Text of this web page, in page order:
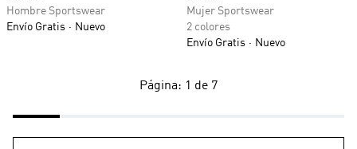
Hombre Sportswear
Envío Gratis
Nuevo
Mujer Sportswear
2 colores
Envío Gratis
Nuevo
Página: 1 de 7